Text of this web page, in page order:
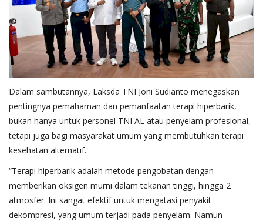
Dalam sambutannya, Laksda TNI Joni Sudianto menegaskan
pentingnya pemahaman dan pemanfaatan terapi hiperbarik,
bukan hanya untuk personel TNI AL atau penyelam profesional,
tetapi juga bagi masyarakat umum yang membutuhkan terapi
kesehatan alternatif.
“Terapi hiperbarik adalah metode pengobatan dengan
memberikan oksigen murni dalam tekanan tinggi, hingga 2
atmosfer. Ini sangat efektif untuk mengatasi penyakit
dekompresi, yang umum terjadi pada penyelam. Namun